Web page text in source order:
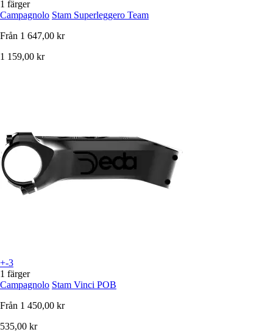
1 färger
Campagnolo Stam Superleggero Team
Från 1 647,00 kr
1 159,00 kr
+-3
1 färger
Campagnolo Stam Vinci POB
Från 1 450,00 kr
535,00 kr